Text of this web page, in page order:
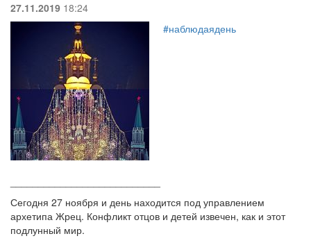
27.11.2019 18:24
#наблюдаядень
Сегодня 27 ноября и день находится под управлением
архетипа Жрец. Конфликт отцов и детей извечен, как и этот
подлунный мир.